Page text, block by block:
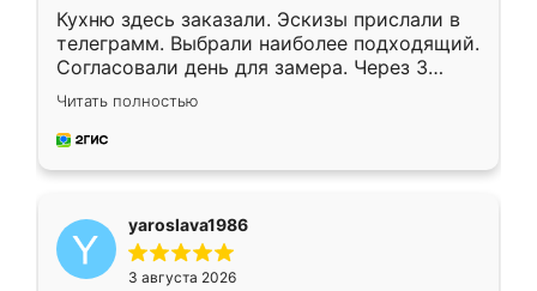
Кухню здесь заказали. Эскизы прислали в
телеграмм. Выбрали наиболее подходящий.
Согласовали день для замера. Через 3
недели кухня была уже готова. Остались
довольны работой. Спасибо Ренессанс
мебель за качественную работу!
Читать полностью
yaroslava1986
3 августа 2026